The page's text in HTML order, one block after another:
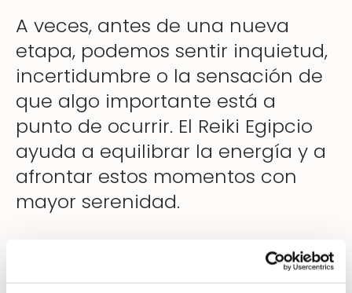
A veces, antes de una nueva
etapa, podemos sentir inquietud,
incertidumbre o la sensación de
que algo importante está a
punto de ocurrir. El Reiki Egipcio
ayuda a equilibrar la energía y a
afrontar estos momentos con
mayor serenidad.
Cuando la vida está a punto de